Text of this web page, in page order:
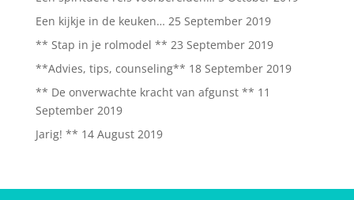
Een kijkje in de keuken… 25 September 2019
** Stap in je rolmodel ** 23 September 2019
**Advies, tips, counseling** 18 September 2019
** De onverwachte kracht van afgunst ** 11
September 2019
Jarig! ** 14 August 2019